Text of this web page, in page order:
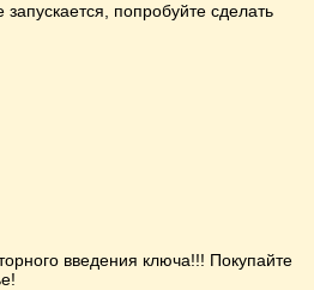
попробуйте сделать
введения ключа!!! Покупайте